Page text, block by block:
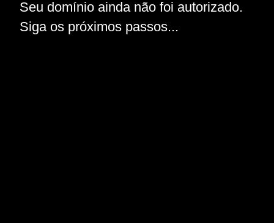
Seu domínio ainda não foi autorizado.
Siga os próximos passos...